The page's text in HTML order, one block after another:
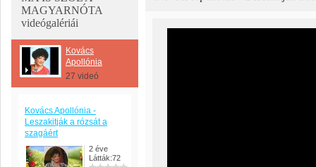
MAGYARNÓTA
videógalériái
Kovács
Apollónia
27 videó
Kovács Apollónia -
Leszakitják a rózsát a
szagáért
2 éve
Látták:72